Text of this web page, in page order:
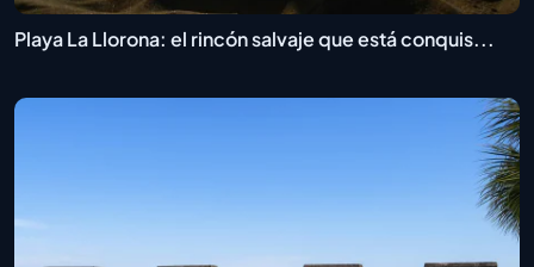
Playa La Llorona: el rincón salvaje que está conquis...